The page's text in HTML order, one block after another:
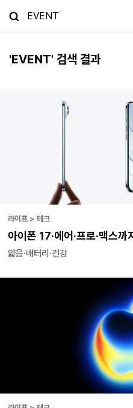
'EVENT' 검색 결과
라이프 > 테크
아이폰 17·에어·프로·맥스
얇음·배터리·건강